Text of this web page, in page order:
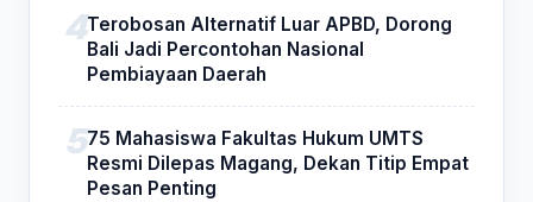
Terobosan Alternatif Luar APBD, Dorong
Bali Jadi Percontohan Nasional
Pembiayaan Daerah
75 Mahasiswa Fakultas Hukum UMTS
Resmi Dilepas Magang, Dekan Titip Empat
Pesan Penting